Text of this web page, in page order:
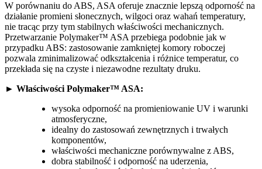
W porównaniu do ABS, ASA oferuje znacznie lepszą odporność na
działanie promieni słonecznych, wilgoci oraz wahań temperatury,
nie tracąc przy tym stabilnych właściwości mechanicznych.
Przetwarzanie Polymaker™ ASA przebiega podobnie jak w
przypadku ABS: zastosowanie zamkniętej komory roboczej
pozwala zminimalizować odkształcenia i różnice temperatur, co
przekłada się na czyste i niezawodne rezultaty druku.
► Właściwości Polymaker™ ASA:
wysoka odporność na promieniowanie UV i warunki
atmosferyczne,
idealny do zastosowań zewnętrznych i trwałych
komponentów,
właściwości mechaniczne porównywalne z ABS,
dobra stabilność i odporność na uderzenia,